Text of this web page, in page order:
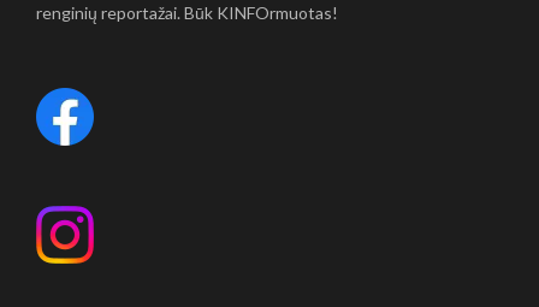
renginių reportažai. Būk KINFOrmuotas!